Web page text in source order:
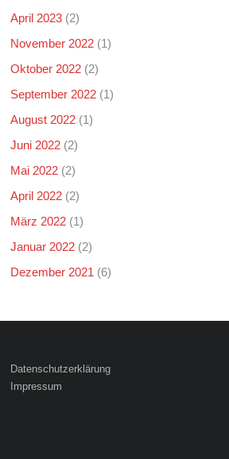
April 2023 (2)
November 2022 (1)
Oktober 2022 (2)
September 2022 (1)
August 2022 (1)
Juni 2022 (2)
Mai 2022 (2)
April 2022 (2)
März 2022 (1)
Januar 2022 (2)
Dezember 2021 (6)
Datenschutzerklärung
Impressum